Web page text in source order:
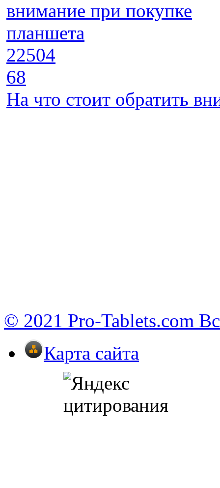
22504
68
На что стоит обратить
© 2021 Pro-Tablets.com
Карта сайта